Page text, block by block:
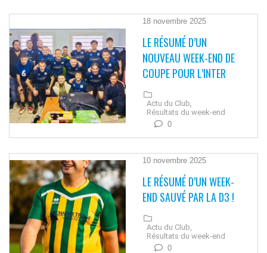
18 novembre 2025
LE RÉSUMÉ D’UN
NOUVEAU WEEK-END DE
COUPE POUR L’INTER
Actu du Club,
Résultats du week-end
0
10 novembre 2025
LE RÉSUMÉ D’UN WEEK-
END SAUVÉ PAR LA D3 !
Actu du Club,
Résultats du week-end
0